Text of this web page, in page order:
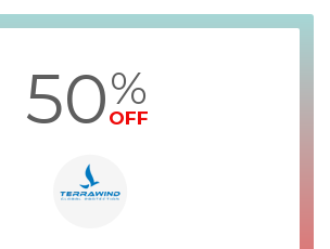
50%
OFF